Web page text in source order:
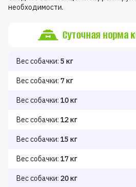
необходимости.
Суточная норма
Вес собачки: 5 кг
Снижение веса
Поддержание веса
Набор веса
Вес собачки: 7 кг
Снижение веса
Поддержание веса
Набор веса
Вес собачки: 10 кг
Снижение веса
Поддержание веса
Набор веса
Вес собачки: 12 кг
Снижение веса
Поддержание веса
Набор веса
Вес собачки: 15 кг
Снижение веса
Поддержание веса
Набор веса
Вес собачки: 17 кг
Снижение веса
Поддержание веса
Набор веса
Вес собачки: 20 кг